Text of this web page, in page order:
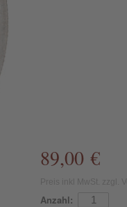
89,00 €
Anzahl: